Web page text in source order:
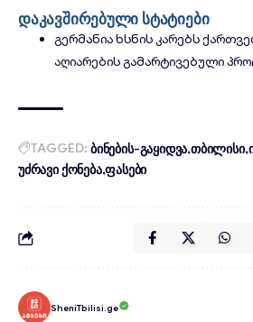
დაკავშირებული სტატიები
გერმანია ხსნის კარებს
აღიარების გამარტივებული
TAGGED: ბინების-გაყიდვა თბილისი
უძრავი ქონება ფასები
SheniTbilisi.ge